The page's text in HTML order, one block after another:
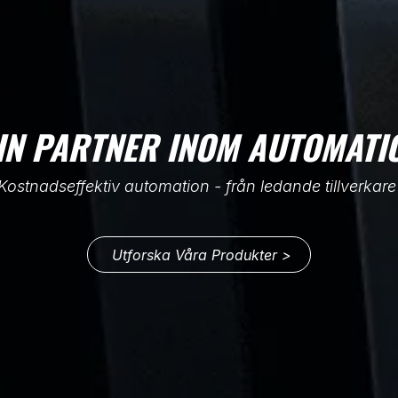
PARTNER INOM
automation - från ledande tillverkare
Utforska Våra Produkter >